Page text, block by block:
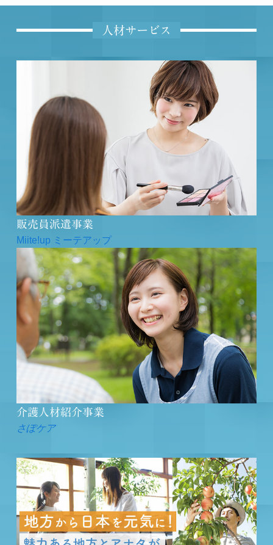
人材サービス
販売員派遣事業
Miite!up ミーテアップ
介護人材紹介事業
さぽケア